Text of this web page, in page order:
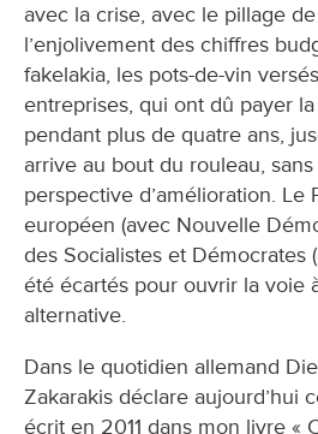
avec la crise, avec le pillage
l’enjolivement des chiffres
fakelakia, les pots-de-vin
entreprises, qui ont dû payer
pendant plus de quatre ans,
arrive au bout du rouleau,
perspective d’amélioration. Le
européen (avec Nouvelle
des Socialistes et Démocrates
été écartés pour ouvrir la voie
alternative.
Dans le quotidien allemand
Zakarakis déclare aujourd’hui
écrit en 2011 dans mon livre «